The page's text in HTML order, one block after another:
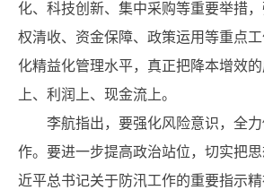
化、科技创新、集中采购等重要举措
权清收、资金保障、政策运用等重点
化精益化管理水平，真正把降本增效
上、利润上、现金流上。
李航指出，要强化风险意识，全
作。要进一步提高政治站位，切实把
近平总书记关于防汛工作的重要指示